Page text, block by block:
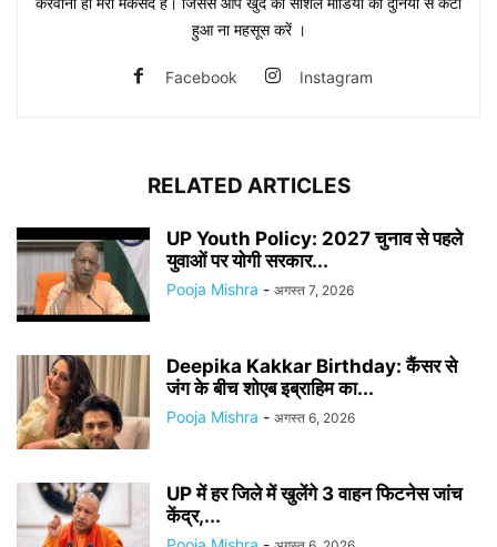
हुआ ना महसूस करें ।
Facebook Instagram
RELATED ARTICLES
UP Youth Policy: 2027 चुनाव से पहले
युवाओं पर योगी सरकार...
Pooja Mishra - अगस्त 7, 2026
Deepika Kakkar Birthday: कैंसर से
जंग के बीच शोएब इब्राहिम का...
Pooja Mishra - अगस्त 6, 2026
UP में हर जिले में खुलेंगे 3 वाहन फिटनेस जांच
केंद्र,...